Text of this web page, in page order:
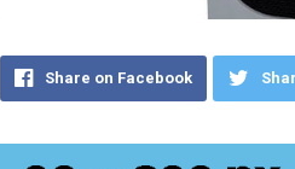
Share on Facebook